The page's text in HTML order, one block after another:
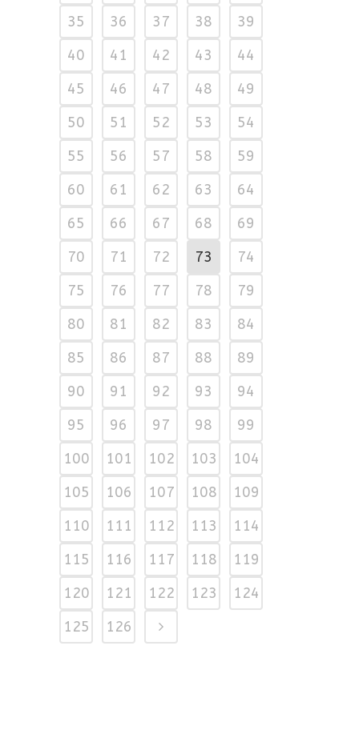
35
36 37 38
39
40
41 42 43
44
45
46 47 48
49
50
51 52 53
54
55
56 57 58
59
60
61 62 63
64
65
66 67 68
69
70
71 72 73
74
75
76 77 78
79
80
81 82 83
84
85
86 87 88
89
90
91 92 93
94
95
96 97 98
99
100
101 102 103
104
105
106 107 108
109
110
111 112 113
114
115
116 117 118
119
120
121 122 123
124
125
126